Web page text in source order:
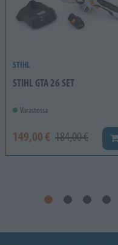
STIHL
STIHL GTA 26 SET
Varastossa
149,00 € 184,00 €